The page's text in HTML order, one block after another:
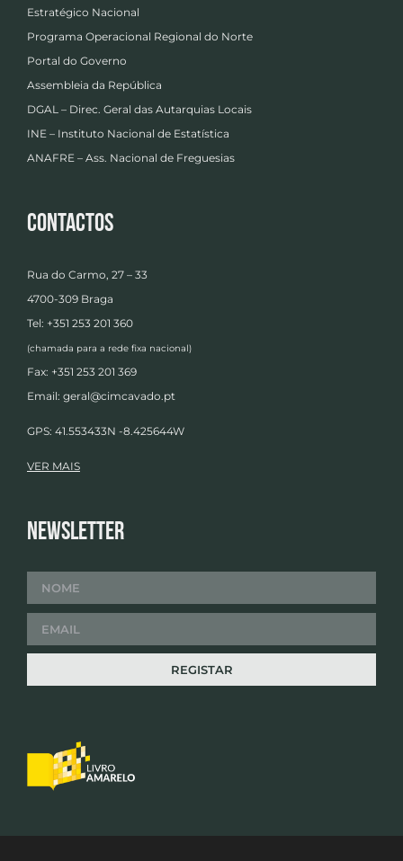
Estratégico Nacional
Programa Operacional Regional do Norte
Portal do Governo
Assembleia da República
DGAL – Direc. Geral das Autarquias Locais
INE – Instituto Nacional de Estatística
ANAFRE – Ass. Nacional de Freguesias
Contactos
Rua do Carmo, 27 – 33
4700-309 Braga
Tel: +351 253 201 360
(chamada para a rede fixa nacional)
Fax: +351 253 201 369
Email: geral@cimcavado.pt
GPS: 41.553433N -8.425644W
VER MAIS
Newsletter